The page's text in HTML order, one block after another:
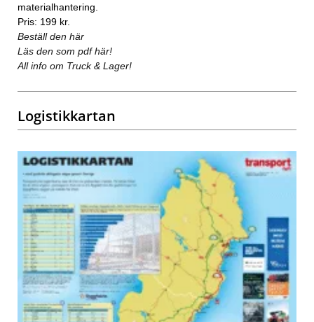
materialhantering.
Pris: 199 kr.
Beställ den här
Läs den som pdf här!
All info om Truck & Lager!
Logistikkartan